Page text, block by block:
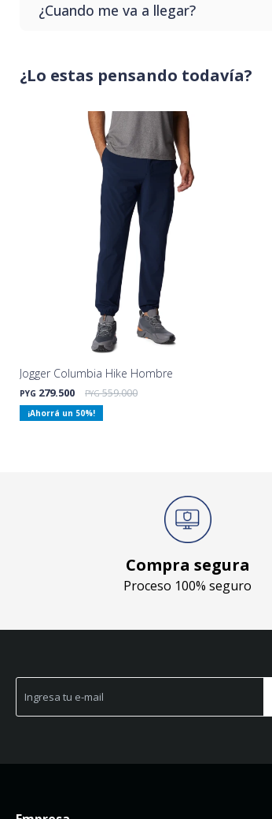
sin costo en nuestro punto de retiro.
¿Cuando me va a llegar?
¿Lo estas pensando todavía?
Jogger Columbia Hike Hombre
PYG 279.500 PYG 559.000
50
Compra segura
Proceso 100% seguro